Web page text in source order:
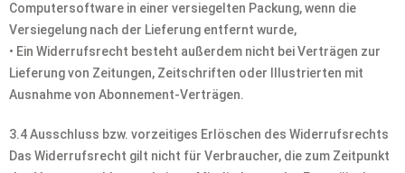
Computersoftware in einer versiegelten Packung, wenn die
Versiegelung nach der Lieferung entfernt wurde,
• Ein Widerrufsrecht besteht außerdem nicht bei Verträgen zur
Lieferung von Zeitungen, Zeitschriften oder Illustrierten mit
Ausnahme von Abonnement-Verträgen.
3.4 Ausschluss bzw. vorzeitiges Erlöschen des Widerrufsrechts
Das Widerrufsrecht gilt nicht für Verbraucher, die zum Zeitpunkt